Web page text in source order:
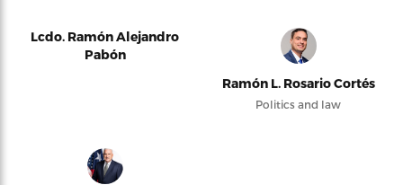
Lcdo. Ramón Alejandro
Pabón
Ramón L. Rosario Cortés
Politics and law